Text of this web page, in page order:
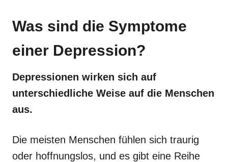
Was sind die Symptome
einer Depression?
Depressionen wirken sich auf
unterschiedliche Weise auf die Menschen
aus.
Die meisten Menschen fühlen sich traurig
oder hoffnungslos, und es gibt eine Reihe